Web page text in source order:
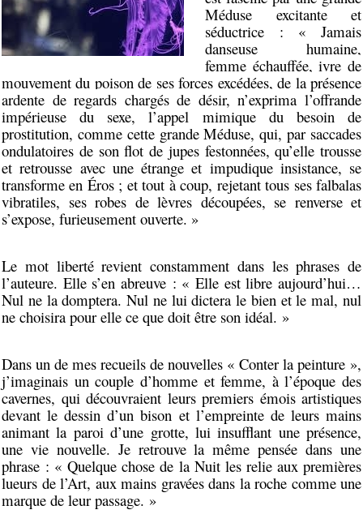
Méduse excitante et
séductrice : « Jamais
danseuse humaine,
femme échauffée, ivre de
mouvement du poison de ses forces excédées, de la présence
ardente de regards chargés de désir, n’exprima l’offrande
impérieuse du sexe, l’appel mimique du besoin de
prostitution, comme cette grande Méduse, qui, par saccades
ondulatoires de son flot de jupes festonnées, qu’elle trousse
et retrousse avec une étrange et impudique insistance, se
transforme en Éros ; et tout à coup, rejetant tous ses falbalas
vibratiles, ses robes de lèvres découpées, se renverse et
s’expose, furieusement ouverte. »
Le mot liberté revient constamment dans les phrases de
l’auteure. Elle s’en abreuve : « Elle est libre aujourd’hui…
Nul ne la domptera. Nul ne lui dictera le bien et le mal, nul
ne choisira pour elle ce que doit être son idéal. »
Dans un de mes recueils de nouvelles « Conter la peinture »,
j’imaginais un couple d’homme et femme, à l’époque des
cavernes, qui découvraient leurs premiers émois artistiques
devant le dessin d’un bison et l’empreinte de leurs mains
animant la paroi d’une grotte, lui insufflant une présence,
une vie nouvelle. Je retrouve la même pensée dans une
phrase : « Quelque chose de la Nuit les relie aux premières
lueurs de l’Art, aux mains gravées dans la roche comme une
marque de leur passage. »